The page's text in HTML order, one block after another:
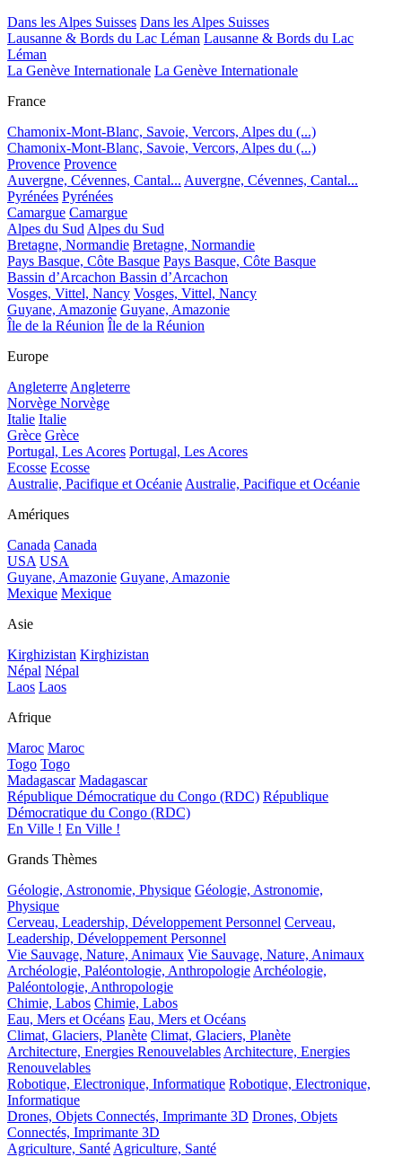
Dans les Alpes Suisses Dans les Alpes Suisses
Lausanne & Bords du Lac Léman Lausanne & Bords du Lac
Léman
La Genève Internationale La Genève Internationale
France
Chamonix-Mont-Blanc, Savoie, Vercors, Alpes du (...)
Chamonix-Mont-Blanc, Savoie, Vercors, Alpes du (...)
Provence Provence
Auvergne, Cévennes, Cantal... Auvergne, Cévennes, Cantal...
Pyrénées Pyrénées
Camargue Camargue
Alpes du Sud Alpes du Sud
Bretagne, Normandie Bretagne, Normandie
Pays Basque, Côte Basque Pays Basque, Côte Basque
Bassin d’Arcachon Bassin d’Arcachon
Vosges, Vittel, Nancy Vosges, Vittel, Nancy
Guyane, Amazonie Guyane, Amazonie
Île de la Réunion Île de la Réunion
Europe
Angleterre Angleterre
Norvège Norvège
Italie Italie
Grèce Grèce
Portugal, Les Acores Portugal, Les Acores
Ecosse Ecosse
Australie, Pacifique et Océanie Australie, Pacifique et Océanie
Amériques
Canada Canada
USA USA
Guyane, Amazonie Guyane, Amazonie
Mexique Mexique
Asie
Kirghizistan Kirghizistan
Népal Népal
Laos Laos
Afrique
Maroc Maroc
Togo Togo
Madagascar Madagascar
République Démocratique du Congo (RDC) République
Démocratique du Congo (RDC)
En Ville ! En Ville !
Grands Thèmes
Géologie, Astronomie, Physique Géologie, Astronomie,
Physique
Cerveau, Leadership, Développement Personnel Cerveau,
Leadership, Développement Personnel
Vie Sauvage, Nature, Animaux Vie Sauvage, Nature, Animaux
Archéologie, Paléontologie, Anthropologie Archéologie,
Paléontologie, Anthropologie
Chimie, Labos Chimie, Labos
Eau, Mers et Océans Eau, Mers et Océans
Climat, Glaciers, Planète Climat, Glaciers, Planète
Architecture, Energies Renouvelables Architecture, Energies
Renouvelables
Robotique, Electronique, Informatique Robotique, Electronique,
Informatique
Drones, Objets Connectés, Imprimante 3D Drones, Objets
Connectés, Imprimante 3D
Agriculture, Santé Agriculture, Santé